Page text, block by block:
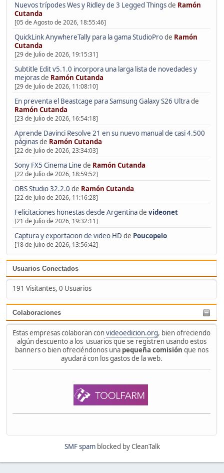
Nuevos trípodes Wes y Ridley de 3 Legged Thingsde Ramón
Cutanda
[05 de Agosto de 2026, 18:55:46]
QuickLink AnywhereTally para la gama StudioProde Ramón
Cutanda
[29 de Julio de 2026, 19:15:31]
Subtitle Edit v5.1.0 incorpora una larga lista de novedades y
mejorasde Ramón Cutanda
[29 de Julio de 2026, 11:08:10]
En preventa el Beastcage para Samsung Galaxy S26 Ultrade
Ramón Cutanda
[23 de Julio de 2026, 16:54:18]
Aprende Davinci Resolve 21 en su nuevo manual de casi 4.500
páginasde Ramón Cutanda
[22 de Julio de 2026, 23:34:03]
Sony FX5 Cinema Line de Ramón Cutanda
[22 de Julio de 2026, 18:59:52]
OBS Studio 32.2.0 de Ramón Cutanda
[22 de Julio de 2026, 11:16:28]
Felicitaciones honestas desde Argentinade videonet
[21 de Julio de 2026, 19:32:11]
Captura y exportacion de video HD de Poucopelo
[18 de Julio de 2026, 13:56:42]
Usuarios Conectados
191 Visitantes, 0 Usuarios
Colaboraciones
Estas empresas colaboran convideoedicion.org, bien ofreciendo
algún descuento a los usuarios que se registren usando estos
banners o bien ofreciéndonos una pequeña comisión que nos
ayudará con los gastos de la web.
SMF spamblocked by CleanTalk